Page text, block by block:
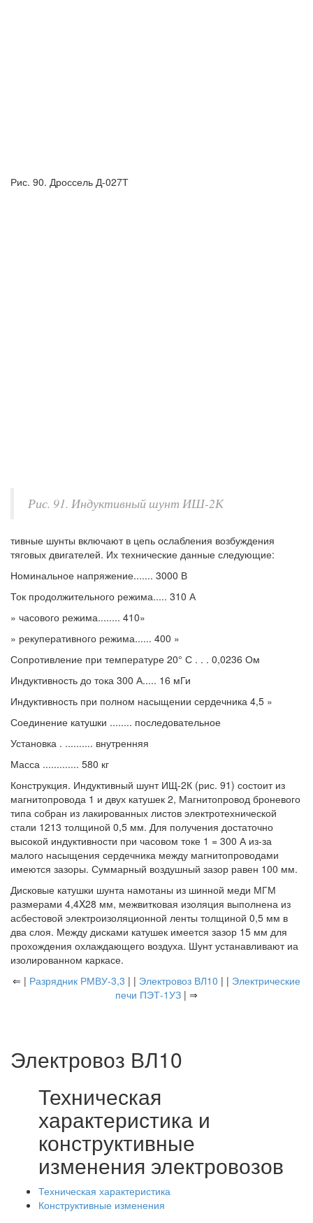
Рис. 90. Дроссель Д-027Т
Рис. 91. Индуктивный шунт ИШ-2К
тивные шунты включают в цепь ослабления возбуждения
тяговых двигателей. Их технические данные следующие:
Номинальное напряжение....... 3000 В
Ток продолжительного режима..... 310 А
» часового режима........ 410»
» рекуперативного режима...... 400 »
Сопротивление при температуре 20° С . . . 0,0236 Ом
Индуктивность до тока 300 А..... 16 мГи
Индуктивность при полном насыщении сердечника 4,5 »
Соединение катушки ........ последовательное
Установка . .......... внутренняя
Масса ............. 580 кг
Конструкция. Индуктивный шунт ИЩ-2К (рис. 91) состоит из
магнитопровода 1 и двух катушек 2, Магнитопровод броневого
типа собран из лакированных листов электротехнической
стали 1213 толщиной 0,5 мм. Для получения достаточно
высокой индуктивности при часовом токе 1 = 300 А из-за
малого насыщения сердечника между магнитопроводами
имеются зазоры. Суммарный воздушный зазор равен 100 мм.
Дисковые катушки шунта намотаны из шинной меди МГМ
размерами 4,4X28 мм, межвитковая изоляция выполнена из
асбестовой электроизоляционной ленты толщиной 0,5 мм в
два слоя. Между дисками катушек имеется зазор 15 мм для
прохождения охлаждающего воздуха. Шунт устанавливают иа
изолированном каркасе.
⇐ | Разрядник РМВУ-3,3 | | Электровоз ВЛ10 | | Электрические
печи ПЭТ-1УЗ | ⇒
Электровоз ВЛ10
Техническая
характеристика и
конструктивные
изменения электровозов
Техническая характеристика
Конструктивные изменения